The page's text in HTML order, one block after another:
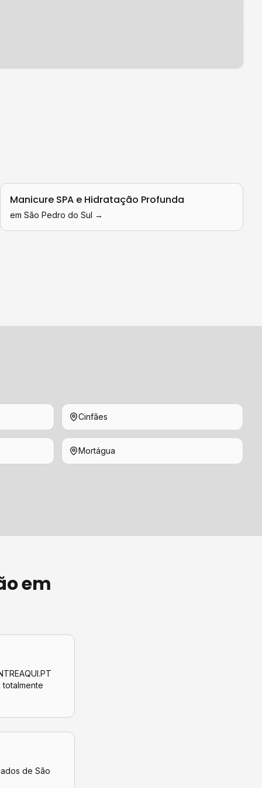
Manicure SPA e Hidratação Profunda
em São Pedro do Sul →
Cinfães
Mortágua
em
totalmente
de São